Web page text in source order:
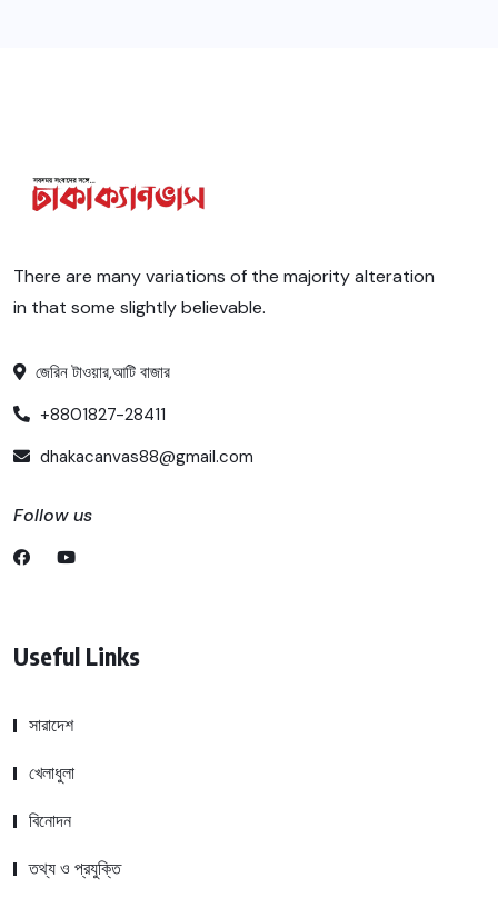
There are many variations of the majority alteration
in that some slightly believable.
জেরিন টাওয়ার,আটি বাজার
+8801827-28411
dhakacanvas88@gmail.com
Follow us
Useful Links
সারাদেশ
খেলাধুলা
বিনোদন
তথ্য ও প্রযুক্তি